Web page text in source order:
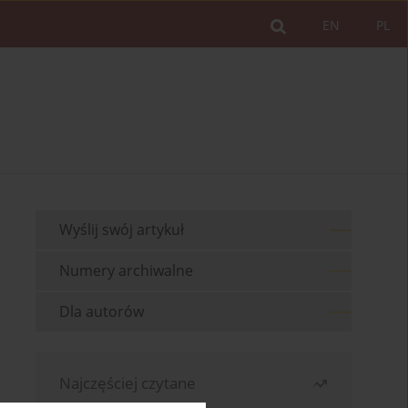
PL
EN
Wyślij swój artykuł
Numery archiwalne
Dla autorów
Najczęściej czytane